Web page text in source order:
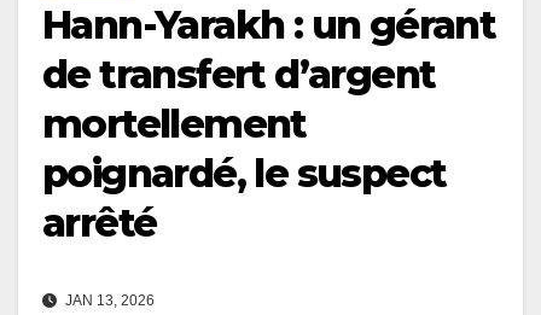
Hann-Yarakh : un gérant
de transfert d’argent
mortellement
poignardé, le suspect
arrêté
JAN 13, 2026